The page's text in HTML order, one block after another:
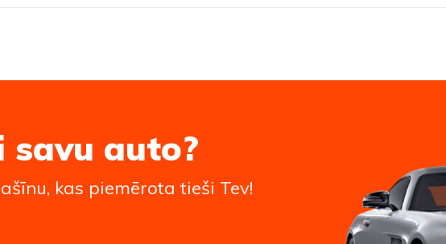
savu auto?
kas piemērota tieši Tev!